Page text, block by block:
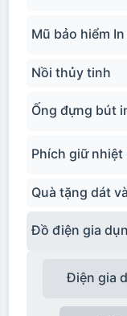
Mũ bảo hiểm
Nồi thủy tinh
Ống đựng bút
Phích giữ nhiệt
Quà tặng dát
Đồ điện gia
Điện gia